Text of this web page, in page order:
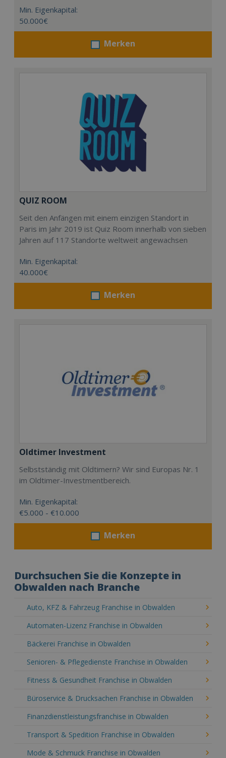
Min. Eigenkapital:
50.000€
Merken
QUIZ ROOM
Seit den Anfängen mit einem einzigen Standort in
Paris im Jahr 2019 ist Quiz Room innerhalb von sieben
Jahren auf 117 Standorte weltweit angewachsen
Min. Eigenkapital:
40.000€
Merken
Oldtimer Investment
Selbstständig mit Oldtimern? Wir sind Europas Nr. 1
im Oldtimer-Investmentbereich.
Min. Eigenkapital:
€5.000 - €10.000
Merken
Durchsuchen Sie die Konzepte in
Obwalden nach Branche
Auto, KFZ & Fahrzeug Franchise in Obwalden
Automaten-Lizenz Franchise in Obwalden
Bäckerei Franchise in Obwalden
Senioren- & Pflegedienste Franchise in Obwalden
Fitness & Gesundheit Franchise in Obwalden
Büroservice & Drucksachen Franchise in Obwalden
Finanzdienstleistungsfranchise in Obwalden
Transport & Spedition Franchise in Obwalden
Mode & Schmuck Franchise in Obwalden